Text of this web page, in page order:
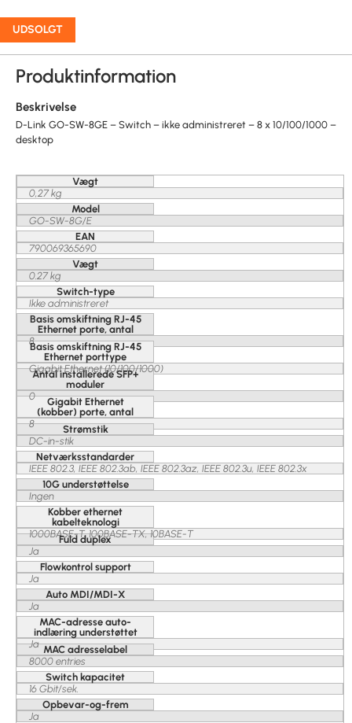
UDSOLGT
Produktinformation
Beskrivelse
D-Link GO-SW-8GE – Switch – ikke administreret – 8 x 10/100/1000 –
desktop
Vægt
0,27 kg
Model
GO-SW-8G/E
EAN
790069365690
Vægt
0.27 kg
Switch-type
Ikke administreret
Basis omskiftning RJ-45
Ethernet porte, antal
8
Basis omskiftning RJ-45
Ethernet porttype
Gigabit Ethernet (10/100/1000)
Antal installerede SFP+
moduler
0
Gigabit Ethernet
(kobber) porte, antal
8
Strømstik
DC-in-stik
Netværksstandarder
IEEE 802.3, IEEE 802.3ab, IEEE 802.3az, IEEE 802.3u, IEEE 802.3x
10G understøttelse
Ingen
Kobber ethernet
kabelteknologi
1000BASE-T, 100BASE-TX, 10BASE-T
Fuld duplex
Ja
Flowkontrol support
Ja
Auto MDI/MDI-X
Ja
MAC-adresse auto-
indlæring understøttet
Ja MAC adresselabel
8000 entries
Switch kapacitet
16 Gbit/sek.
Opbevar-og-frem
Ja